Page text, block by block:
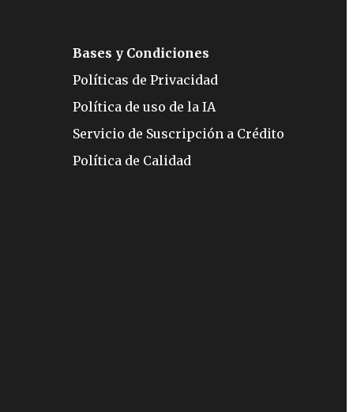
Bases y Condiciones
Políticas de Privacidad
Política de uso de la IA
Servicio de Suscripción a Crédito
Política de Calidad